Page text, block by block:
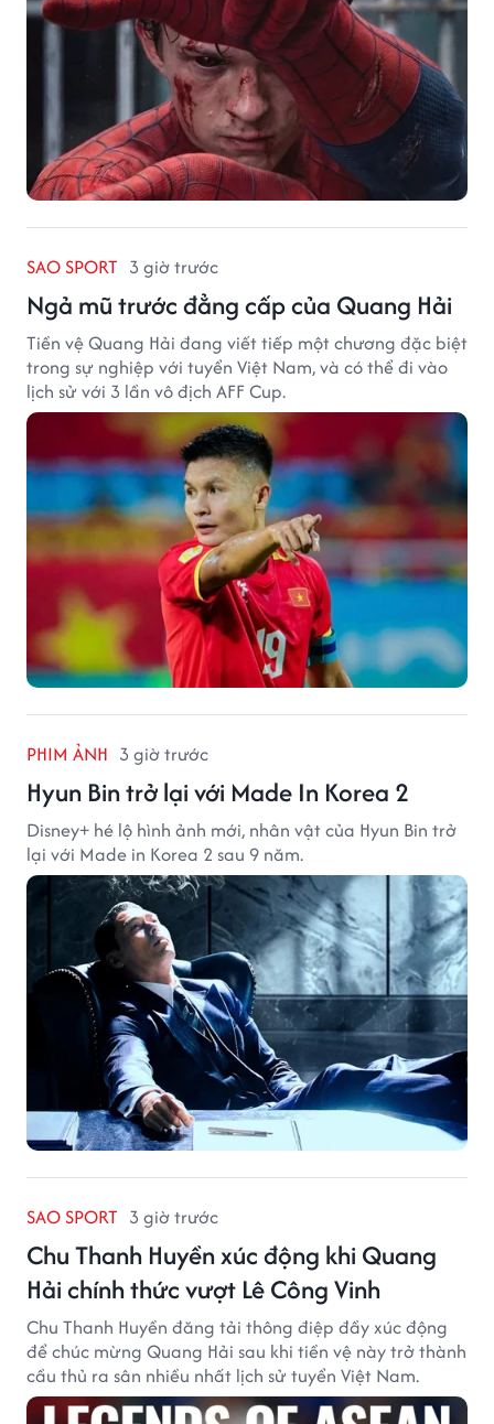
SAO SPORT 3 giờ trước
Ngả mũ trước đẳng cấp của Quang Hải
Tiền vệ Quang Hải đang viết tiếp một chương đặc biệt
trong sự nghiệp với tuyển Việt Nam, và có thể đi vào
lịch sử với 3 lần vô địch AFF Cup.
PHIM ẢNH 3 giờ trước
Hyun Bin trở lại với Made In Korea 2
Disney+ hé lộ hình ảnh mới, nhân vật của Hyun Bin trở
lại với Made in Korea 2 sau 9 năm.
SAO SPORT 3 giờ trước
Chu Thanh Huyền xúc động khi Quang
Hải chính thức vượt Lê Công Vinh
Chu Thanh Huyền đăng tải thông điệp đầy xúc động
để chúc mừng Quang Hải sau khi tiền vệ này trở thành
cầu thủ ra sân nhiều nhất lịch sử tuyển Việt Nam.